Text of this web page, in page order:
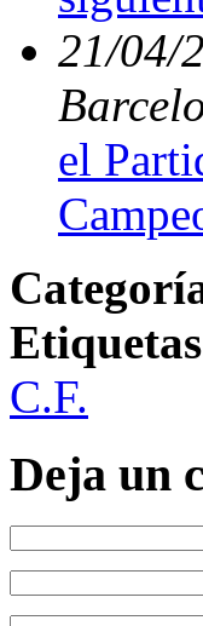
21/04/
el
C.F.
Deja un